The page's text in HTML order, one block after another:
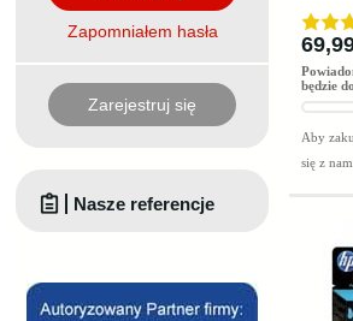
będzie
Aby
się z
Zapomniałem hasła
Zarejestruj się
Nasze referencje